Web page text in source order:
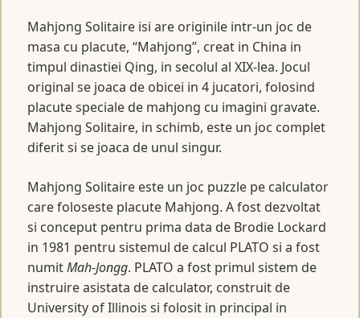
Mahjong Solitaire isi are originile intr-un joc de
masa cu placute, “Mahjong”, creat in China in
timpul dinastiei Qing, in secolul al XIX-lea. Jocul
original se joaca de obicei in 4 jucatori, folosind
placute speciale de mahjong cu imagini gravate.
Mahjong Solitaire, in schimb, este un joc complet
diferit si se joaca de unul singur.
Mahjong Solitaire este un joc puzzle pe calculator
care foloseste placute Mahjong. A fost dezvoltat
si conceput pentru prima data de Brodie Lockard
in 1981 pentru sistemul de calcul PLATO si a fost
numitMah-Jongg. PLATO a fost primul sistem de
instruire asistata de calculator, construit de
University of Illinois si folosit in principal in